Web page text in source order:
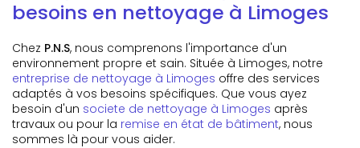
besoins en nettoyage à Limoges
Chez P.N.S, nous comprenons l'importance d'un
environnement propre et sain. Située à Limoges, notre
entreprise de nettoyage à Limoges offre des services
adaptés à vos besoins spécifiques. Que vous ayez
besoin d'un societe de nettoyage à Limoges après
travaux ou pour la remise en état de bâtiment, nous
sommes là pour vous aider.